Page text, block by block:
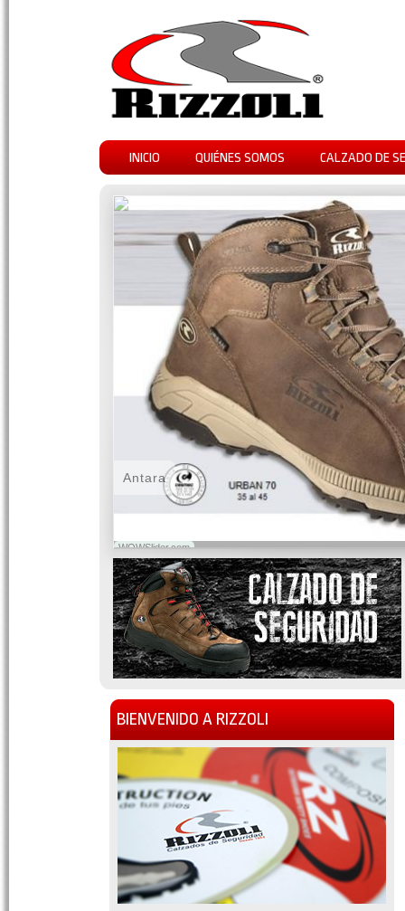
INICIO QUIÉNES SOMOS CALZADO DE
WOWSlider.com
Antara
BIENVENIDO A RIZZOLI